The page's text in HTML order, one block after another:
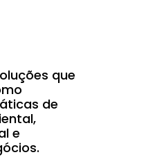
que
de
e